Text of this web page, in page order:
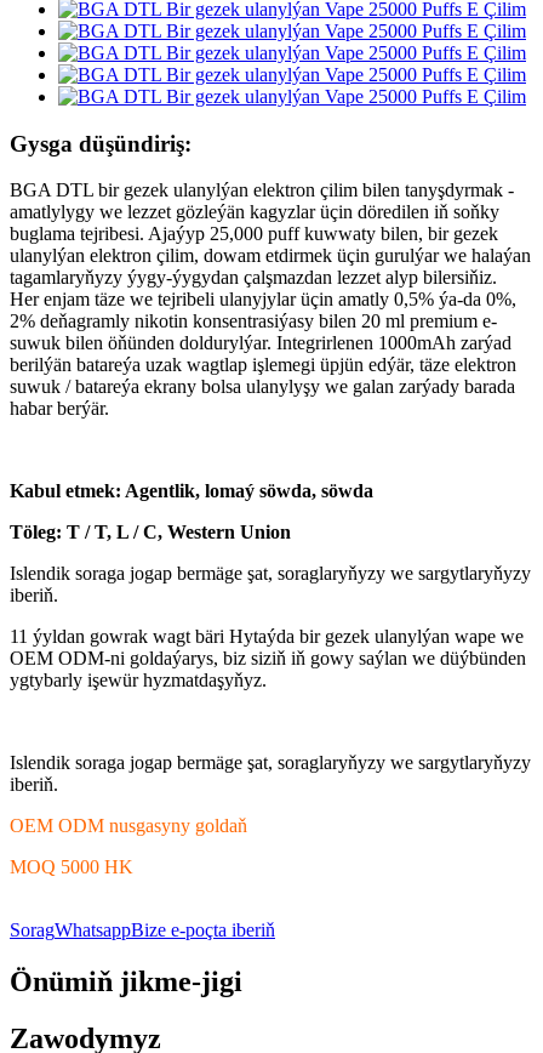
Gysga düşündiriş:
BGA DTL bir gezek ulanylýan elektron çilim bilen tanyşdyrmak -
amatlylygy we lezzet gözleýän kagyzlar üçin döredilen iň soňky
buglama tejribesi. Ajaýyp 25,000 puff kuwwaty bilen, bir gezek
ulanylýan elektron çilim, dowam etdirmek üçin gurulýar we halaýan
tagamlaryňyzy ýygy-ýygydan çalşmazdan lezzet alyp bilersiňiz.
Her enjam täze we tejribeli ulanyjylar üçin amatly 0,5% ýa-da 0%,
2% deňagramly nikotin konsentrasiýasy bilen 20 ml premium e-
suwuk bilen öňünden doldurylýar. Integrirlenen 1000mAh zarýad
berilýän batareýa uzak wagtlap işlemegi üpjün edýär, täze elektron
suwuk / batareýa ekrany bolsa ulanylyşy we galan zarýady barada
habar berýär.
Kabul etmek: Agentlik, lomaý söwda, söwda
Töleg: T / T, L / C, Western Union
Islendik soraga jogap bermäge şat, soraglaryňyzy we sargytlaryňyzy
iberiň.
11 ýyldan gowrak wagt bäri Hytaýda bir gezek ulanylýan wape we
OEM ODM-ni goldaýarys, biz siziň iň gowy saýlan we düýbünden
ygtybarly işewür hyzmatdaşyňyz.
Islendik soraga jogap bermäge şat, soraglaryňyzy we sargytlaryňyzy
iberiň.
OEM ODM nusgasyny goldaň
MOQ 5000 HK
SoragWhatsappBize e-poçta iberiň
Önümiň jikme-jigi
Zawodymyz